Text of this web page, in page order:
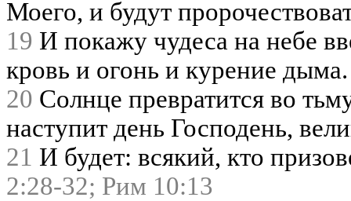
Моего, и будут
19 И покажу чудеса на небе
кровь и огонь и курение дыма.
20 Солнце превратится во
наступит день Господень,
21 И будет: всякий, кто
2:28-32; Рим 10:13